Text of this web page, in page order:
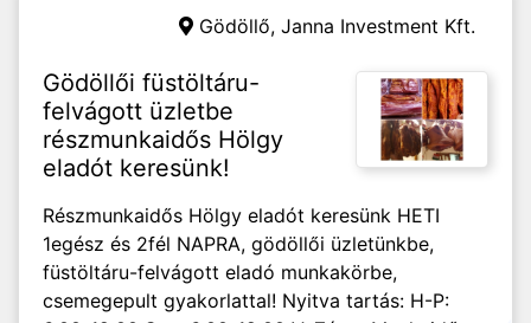
Gödöllő, Janna Investment Kft.
Gödöllői füstöltáru-
felvágott üzletbe
részmunkaidős Hölgy
eladót keresünk!
Részmunkaidős Hölgy eladót keresünk HETI
1egész és 2fél NAPRA, gödöllői üzletünkbe,
füstöltáru-felvágott eladó munkakörbe,
csemegepult gyakorlattal! Nyitva tartás: H-P: